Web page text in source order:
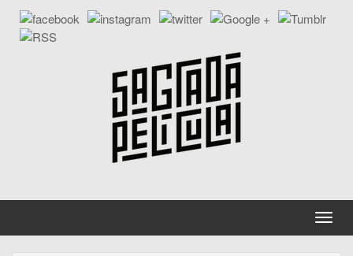
Skip
main
Toggle